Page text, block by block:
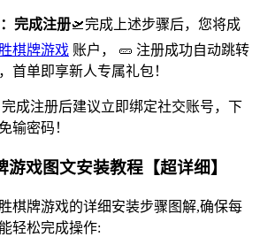
完成注册🛫完成上述步骤后，您将成
棋牌游戏 账户， 🥒 注册成功自动跳转
首单即享新人专属礼包！
成注册后建议立即绑定社交账号，下
输密码！
游戏图文安装教程【超详细】
棋牌游戏的详细安装步骤图解,确保每
轻松完成操作: